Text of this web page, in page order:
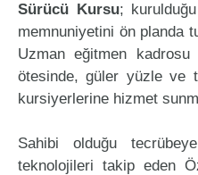
Sürücü Kursu;
memnuniyetini ön planda
Uzman eğitmen kadrosu
ötesinde, güler yüzle ve
kursiyerlerine hizmet
Sahibi olduğu
teknolojileri takip eden